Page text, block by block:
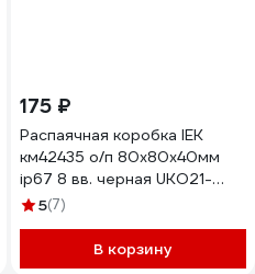
175 ₽
Распаячная коробка IEK
км42435 о/п 80x80x40мм
ip67 8 вв. черная UKO21-
080-080-040-K02-66
5(7)
В корзину